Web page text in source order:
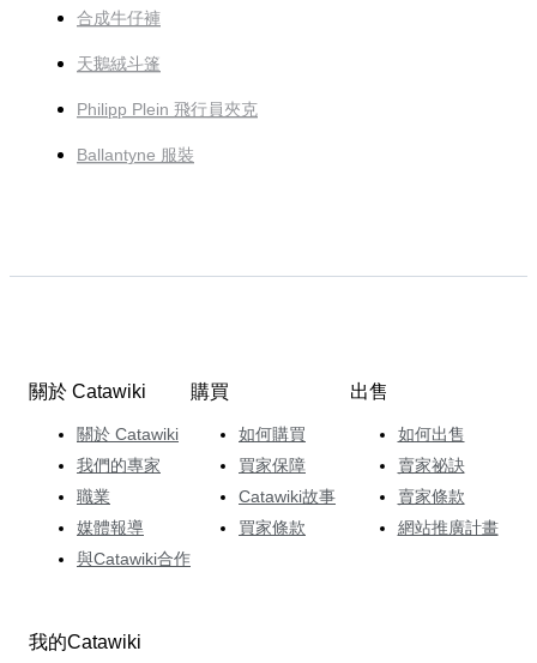
合成牛仔褲
天鵝絨斗篷
Philipp Plein 飛行員夾克
Ballantyne 服裝
關於 Catawiki
關於 Catawiki
我們的專家
職業
媒體報導
與Catawiki合作
購買
如何購買
買家保障
Catawiki故事
買家條款
出售
如何出售
賣家祕訣
賣家條款
網站推廣計畫
我的Catawiki